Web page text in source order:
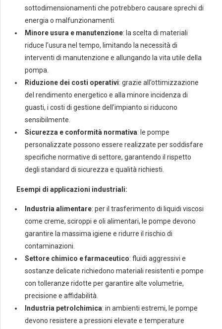
sottodimensionamenti che potrebbero causare sprechi di
energia o malfunzionamenti.
Minore usura e manutenzione: la scelta di materiali
riduce l’usura nel tempo, limitando la necessità di
interventi di manutenzione e allungando la vita utile della
pompa.
Riduzione dei costi operativi: grazie all’ottimizzazione
del rendimento energetico e alla minore incidenza di
guasti, i costi di gestione dell’impianto si riducono
sensibilmente.
Sicurezza e conformità normativa: le pompe
personalizzate possono essere realizzate per soddisfare
specifiche normative di settore, garantendo il rispetto
degli standard di sicurezza e qualità richiesti.
Esempi di applicazioni industriali:
Industria alimentare: per il trasferimento di liquidi viscosi
come creme, sciroppi e oli alimentari, le pompe devono
garantire la massima igiene e ridurre il rischio di
contaminazioni.
Settore chimico e farmaceutico: fluidi aggressivi e
sostanze delicate richiedono materiali resistenti e pompe
con tolleranze ridotte per garantire alte volumetrie,
precisione e affidabilità.
Industria petrolchimica: in ambienti estremi, le pompe
devono resistere a pressioni elevate e temperature